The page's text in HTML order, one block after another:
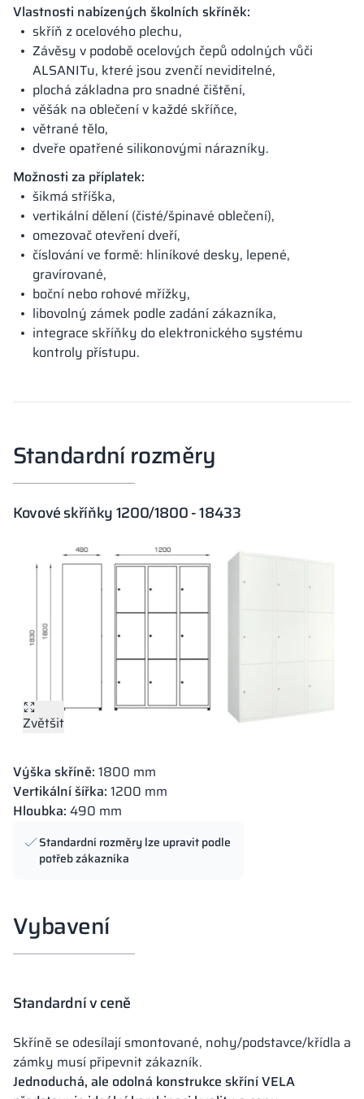
Vlastnosti nabízených školních skříněk:
skříň z ocelového plechu,
Závěsy v podobě ocelových čepů odolných vůči
ALSANITu, které jsou zvenčí neviditelné,
plochá základna pro snadné čištění,
věšák na oblečení v každé skříňce,
větrané tělo,
dveře opatřené silikonovými nárazníky.
Možnosti za příplatek:
šikmá stříška,
vertikální dělení (čisté/špinavé oblečení),
omezovač otevření dveří,
číslování ve formě: hliníkové desky, lepené,
gravírované,
boční nebo rohové mřížky,
libovolný zámek podle zadání zákazníka,
integrace skříňky do elektronického systému
kontroly přístupu.
Standardní rozměry
Kovové skříňky 1200/1800 - 18433
Zvětšit
Výška skříně: 1800 mm
Vertikální šířka: 1200 mm
Hloubka: 490 mm
Standardní rozměry lze upravit podle
potřeb zákazníka
Vybavení
Standardní v ceně
Skříně se odesílají smontované, nohy/podstavce/křídla a
zámky musí připevnit zákazník.
Jednoduchá, ale odolná konstrukce skříní VELA